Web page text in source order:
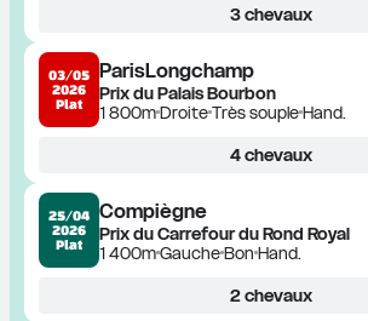
3chevaux
03/05
2026
Plat
ParisLongchamp
Prix du Palais Bourbon
1 800mDroiteTrès soupleHand.
4chevaux
25/04
2026
Plat
Compiègne
Prix du Carrefour du Rond Royal
1 400mGaucheBon Hand.
2chevaux